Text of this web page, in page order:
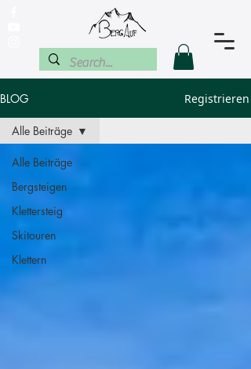
BLOG Registrieren
Alle Beiträge
Bergsteigen
Klettersteig
Skitouren
Klettern
Alle Beiträge